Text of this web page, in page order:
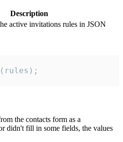
Description
active invitations rules in JSON
the contacts form as a
didn't fill in some fields, the values